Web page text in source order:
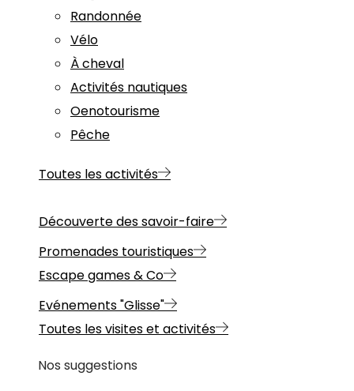
Randonnée
Vélo
À cheval
Activités nautiques
Oenotourisme
Pêche
Toutes les activités
Découverte des savoir-faire
Promenades touristiques
Escape games & Co
Evénements "Glisse"
Toutes les visites et activités
Nos suggestions